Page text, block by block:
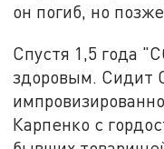
он погиб, но
Спустя 1,5 года
здоровым. Сидит
Карпенко с